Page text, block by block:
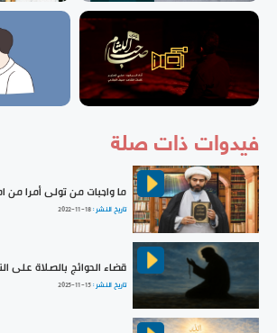
فيدوات ذات صلة
ما واجبات من تولى أمرا من
تاريخ النشر :2022-11-18
قضاء الحوائج بالصلاة على
تاريخ النشر :2025-11-15